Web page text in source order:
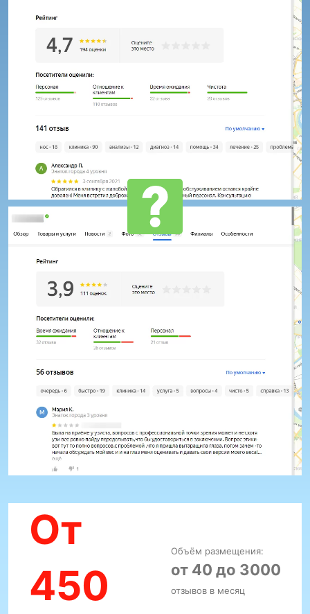
От
450
Объём размещения:
от 40 до 3000
отзывов в месяц